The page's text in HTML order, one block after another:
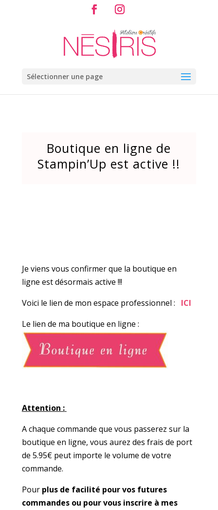
Sélectionner une page
Boutique en ligne de
Stampin’Up est active !!
Je viens vous confirmer que la boutique en
ligne est désormais active !!!
Voici le lien de mon espace professionnel : ICI
Le lien de ma boutique en ligne :
Attention :
A chaque commande que vous passerez sur la
boutique en ligne, vous aurez des frais de port
de 5.95€ peut importe le volume de votre
commande.
Pour plus de facilité pour vos futures
commandes ou pour vous inscrire à mes